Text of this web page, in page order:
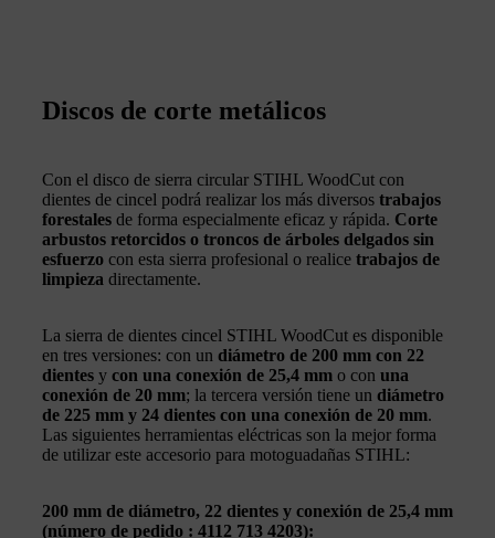
Discos de corte metálicos
Con el disco de sierra circular STIHL WoodCut con
dientes de cincel podrá realizar los más diversos trabajos
forestales de forma especialmente eficaz y rápida. Corte
arbustos retorcidos o troncos de árboles delgados sin
esfuerzo con esta sierra profesional o realice trabajos de
limpieza directamente.
La sierra de dientes cincel STIHL WoodCut es disponible
en tres versiones: con un diámetro de 200 mm con 22
dientes y con una conexión de 25,4 mm o con una
conexión de 20 mm; la tercera versión tiene un diámetro
de 225 mm y 24 dientes con una conexión de 20 mm.
Las siguientes herramientas eléctricas son la mejor forma
de utilizar este accesorio para motoguadañas STIHL:
200 mm de diámetro, 22 dientes y conexión de 25,4 mm
(número de pedido : 4112 713 4203):